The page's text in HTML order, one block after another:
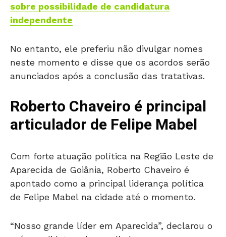
sobre possibilidade de candidatura
independente
No entanto, ele preferiu não divulgar nomes
neste momento e disse que os acordos serão
anunciados após a conclusão das tratativas.
Roberto Chaveiro é principal
articulador de Felipe Mabel
Com forte atuação política na Região Leste de
Aparecida de Goiânia, Roberto Chaveiro é
apontado como a principal liderança política
de Felipe Mabel na cidade até o momento.
“Nosso grande líder em Aparecida”, declarou o